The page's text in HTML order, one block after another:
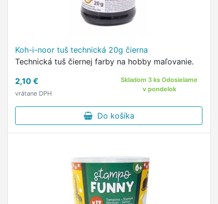
Koh-i-noor tuš technická 20g čierna
Technická tuš čiernej farby na hobby maľovanie.
2,10 €
vrátane DPH
Skladom 3 ks Odosielame
v pondelok
Do košíka